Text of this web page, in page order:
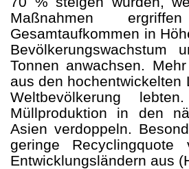
Maßnahmen
Gesamtaufkommen in
Tonnen anwachsen.
aus den hochentwickelten
Weltbevölkerung
Müllproduktion in den
Asien verdoppeln.
geringe
Entwicklungsländern aus